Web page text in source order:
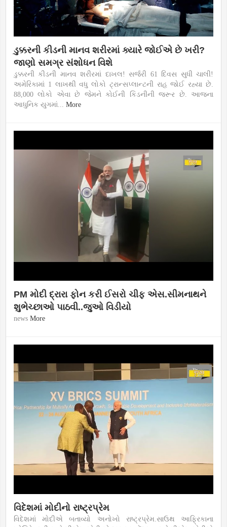
ડુક્કરની કીડની માનવ શરીરમાં ક્યારે જોઈએ છે ખરી?
જાણો સમગ્ર સંશોધન વિશે
ડુક્કરની કીડની માનવ શરીરમાં દાખલ! સર્જરી 61 દિવસ સુધી ચાલી!
અમેરિકામાં 1 લાખથી વધુ લોકો ટ્રાન્સપ્લાન્ટની રાહ જોઈ રહ્યા છે.
88,000 લોકો એવા છે જેમને કોઈની કિડનીની જરૂર છે. આજના
આધુનિક યુગમાં... More
PM મોદી દ્રારા ફોન કરી ઈસરો ચીફ એસ.સીમનાથને
શુભેચ્છાઓ પાઠવી..જુઓ વિડીયો
news More
વિદેશમાં મોદીનો રાષ્ટ્રપ્રેમ
વિદેશમાં મોદીએ બતાવ્યો અનોખો રાષ્ટ્રપ્રેમ.સાઉથ આફ્રિકાના